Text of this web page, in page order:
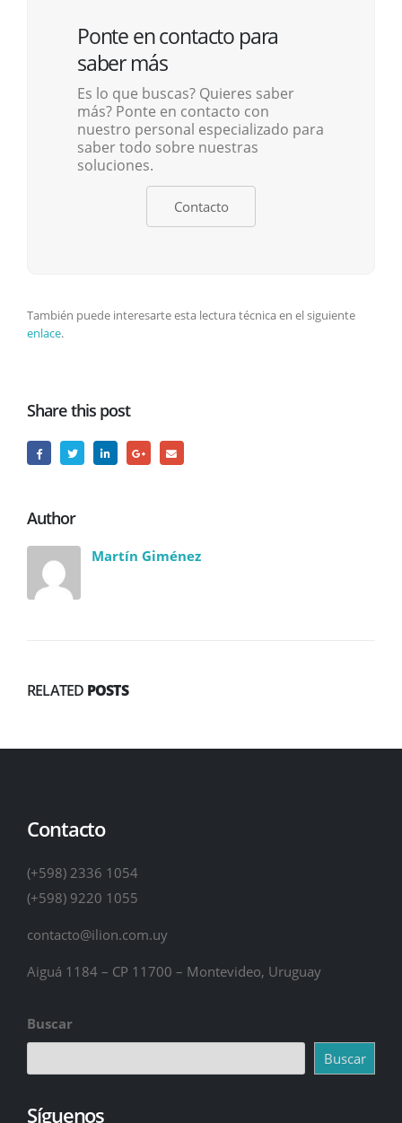
Ponte en contacto para
saber más
Es lo que buscas? Quieres saber
más? Ponte en contacto con
nuestro personal especializado para
saber todo sobre nuestras
soluciones.
Contacto
También puede interesarte esta lectura técnica en el siguiente
enlace.
Share this post
Author
Martín Giménez
RELATED POSTS
Contacto
(+598) 2336 1054
(+598) 9220 1055
contacto@ilion.com.uy
Aiguá 1184 – CP 11700 – Montevideo, Uruguay
Buscar
Buscar
Síguenos